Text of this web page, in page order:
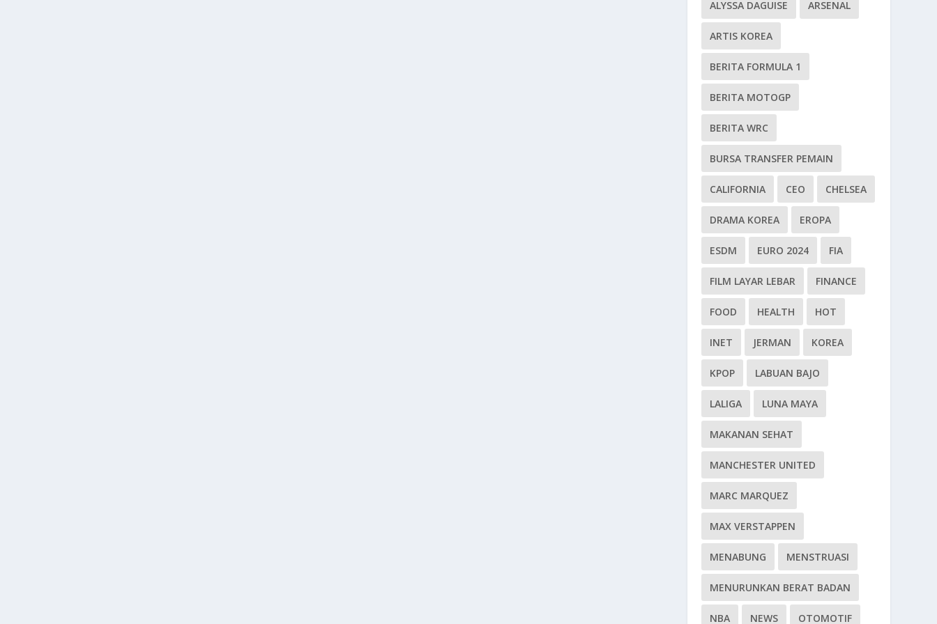
ALYSSA DAGUISE ARSENAL
ARTIS KOREA
BERITA FORMULA 1
BERITA MOTOGP
BERITA WRC
BURSA TRANSFER PEMAIN
CALIFORNIA CEO CHELSEA
DRAMA KOREA EROPA
ESDM EURO 2024 FIA
FILM LAYAR LEBAR FINANCE
FOOD HEALTH HOT
INET JERMAN KOREA
KPOP LABUAN BAJO
LALIGA LUNA MAYA
MAKANAN SEHAT
MANCHESTER UNITED
MARC MARQUEZ
MAX VERSTAPPEN
MENABUNG MENSTRUASI
MENURUNKAN BERAT BADAN
NBA NEWS OTOMOTIF